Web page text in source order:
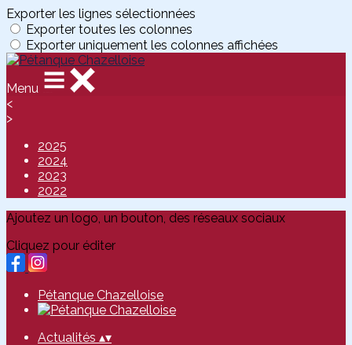
Exporter les lignes sélectionnées
Exporter toutes les colonnes
Exporter uniquement les colonnes affichées
Menu
<
>
2025
2024
2023
2022
Ajoutez un logo, un bouton, des réseaux sociaux
Cliquez pour éditer
Pétanque Chazelloise
Actualités ▴▾